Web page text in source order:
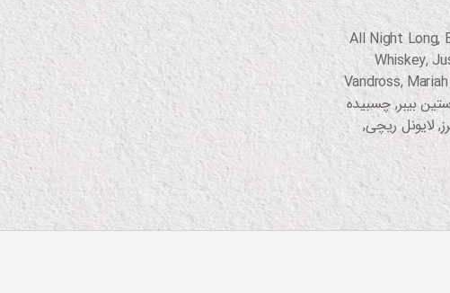
All Night Long,
Whiskey,
Vandross,
بیبر,چسبیده
,لایونل ریچی,